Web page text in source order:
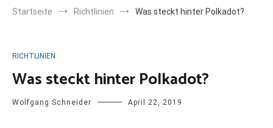
Startseite Richtlinien Was steckt hinter Polkadot?
RICHTLINIEN
Was steckt hinter Polkadot?
Wolfgang Schneider April 22, 2019